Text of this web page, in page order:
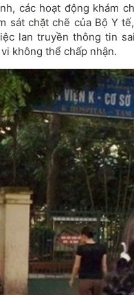
các hoạt động khám
sát chặt chẽ của Bộ Y
lan truyền thông tin
không thể chấp nhận.